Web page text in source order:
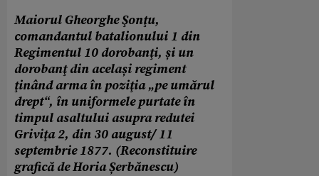
Maiorul Gheorghe Şonţu,
comandantul batalionului 1 din
Regimentul 10 dorobanţi, și un
dorobanţ din același regiment
ţinând arma în poziţia „pe umărul
drept“, în uniformele purtate în
timpul asaltului asupra redutei
Griviţa 2, din 30 august/ 11
septembrie 1877. (Reconstituire
grafică de Horia Șerbănescu)